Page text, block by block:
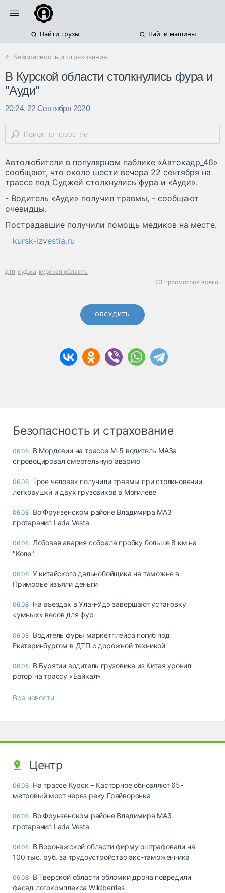
Найти грузы Найти машины
← Безопасность и страхование
В Курской области столкнулись фура и
"Ауди"
20:24, 22 Сентября 2020
Автолюбители в популярном паблике «Автокадр_46»
сообщают, что около шести вечера 22 сентября на
трассе под Суджей столкнулись фура и «Ауди».
- Водитель «Ауди» получил травмы, - сообщают
очевидцы.
Пострадавшие получили помощь медиков на месте.
kursk-izvestia.ru
дтп суджа курская область
23 просмотров всего.
ОБСУДИТЬ
Безопасность и страхование
06.08 В Мордовии на трассе М-5 водитель МАЗа
спровоцировал смертельную аварию
06.08 Трое человек получили травмы при столкновении
легковушки и двух грузовиков в Могилеве
06.08 Во Фрунзенском районе Владимира МАЗ
протаранил Lada Vesta
06.08 Лобовая авария собрала пробку больше 8 км на
"Коле"
06.08 У китайского дальнобойщика на таможне в
Приморье изъяли деньги
06.08 Ha въeздax в Улaн-Удэ зaвepшaют ycтaнoвкy
«yмныx» вecoв для фyp
06.08 Водитель фуры маркетплейса погиб под
Екатеринбургом в ДТП с дорожной техникой
06.08 В Бурятии водитель грузовика из Китая уронил
ротор на трассу «Байкал»
Все новости
Центр
06.08 На трассе Курск – Касторное обновляют 65-
метровый мост через реку Грайворонка
06.08 Во Фрунзенском районе Владимира МАЗ
протаранил Lada Vesta
06.08 В Воронежской области фирму оштрафовали на
100 тыс. руб. за трудоустройство экс-таможенника
06.08 В Тверской области обломки дрона повредили
фасад логокомплекса Wildberries